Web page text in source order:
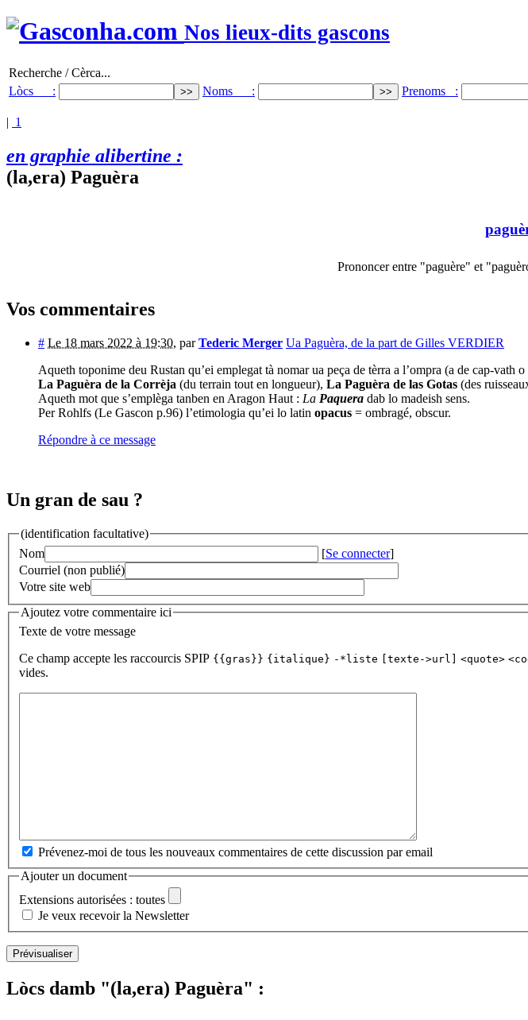
Nos lieux-dits gascons
Recherche / Cèrca...
Lòcs :
Noms : Prenoms :
| 1
en graphie alibertine :
(la,era) Paguèra
Prononcer entre "paguère" et
Vos commentaires
# Le 18 mars 2022 à 19:30, parTederic Merger Ua Paguèra, de la part de Gilles VERDIER
Aqueth toponime deu Rustan qu’ei emplegat tà nomar ua peça de tèrra a l’ompra (a de cap-vath
La Paguèra de la Corrèja (du terrain tout en longueur), La Paguèra de las Gotas (des
Aqueth mot que s’emplèga tanben en Aragon Haut : La Paquera dab lo madeish sens.
Per Rohlfs (Le Gascon p.96) l’etimologia qu’ei lo latin opacus = ombragé, obscur.
Répondre à ce message
Un gran de sau ?
(identification facultative)
Nom
[Se connecter]
Courriel (non publié)
Votre site web
Ajoutez votre commentaire ici
Texte de votre message
Ce champ accepte les raccourcis SPIP {{gras}} {italique} -*liste [texte->url] <quote>
vides.
Prévenez-moi de tous les nouveaux commentaires de cette discussion par email
Ajouter un document
Extensions autorisées : toutes
Je veux recevoir la Newsletter
Lòcs damb "(la,era) Paguèra" :